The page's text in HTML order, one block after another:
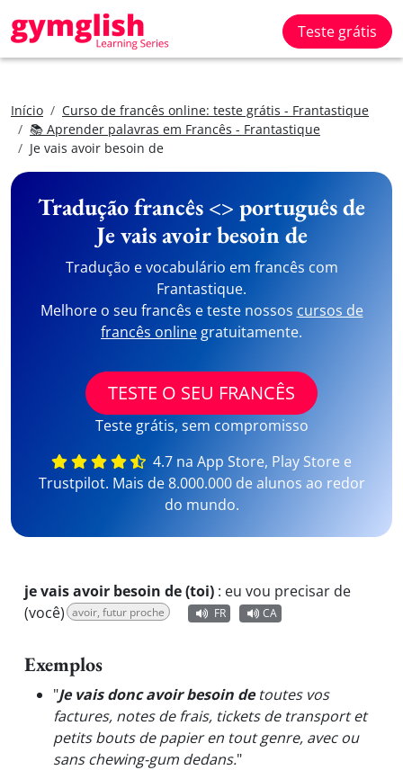
Teste grátis
Início
Curso de francês online: teste grátis - Frantastique
📚 Aprender palavras em Francês - Frantastique
Je vais avoir besoin de
Tradução francês <> português de
Je vais avoir besoin de
Tradução e vocabulário em francês com
Frantastique.
Melhore o seu francês e teste nossos cursos de
francês online gratuitamente.
TESTE O SEU FRANCÊS
Teste grátis, sem compromisso
4.7 na App Store, Play Store e
Trustpilot. Mais de 8.000.000 de alunos ao redor
do mundo.
je vais avoir besoin de (toi) : eu vou precisar de
(você) avoir, futur proche FR CA
Exemplos
"Je vais donc avoir besoin detoutes vos
factures, notes de frais, tickets de transport et
petits bouts de papier en tout genre, avec ou
sans chewing-gum dedans."